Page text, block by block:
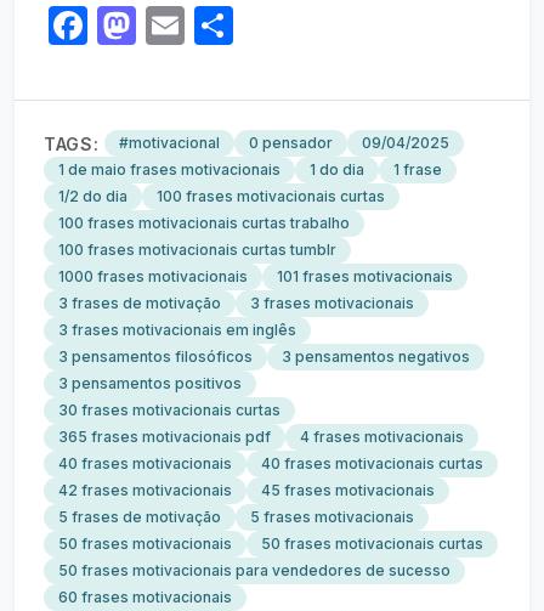
Facebook
Mastodon
Email
TAGS: #motivacional 0 pensador
09/04/2025
1 de maio frases motivacionais
1 do dia
1 frase
1/2 do dia
100 frases motivacionais curtas
100 frases motivacionais curtas trabalho
100 frases motivacionais curtas tumblr
1000 frases motivacionais
101 frases motivacionais
3 frases de motivação
3 frases motivacionais
3 frases motivacionais em inglês
3 pensamentos filosóficos
3 pensamentos negativos
3 pensamentos positivos
30 frases motivacionais curtas
365 frases motivacionais pdf
4 frases motivacionais
40 frases motivacionais
40 frases motivacionais curtas
42 frases motivacionais
45 frases motivacionais
5 frases de motivação
5 frases motivacionais
50 frases motivacionais
50 frases motivacionais curtas
50 frases motivacionais para vendedores de sucesso
60 frases motivacionais